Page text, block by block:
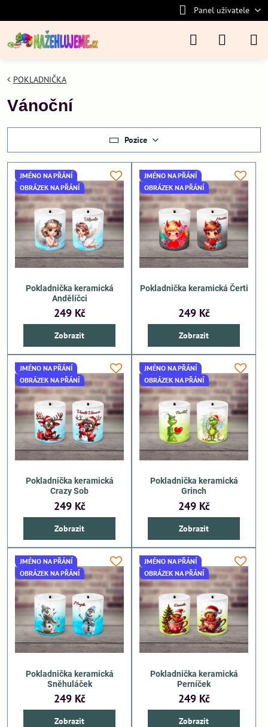
Panel uživatele
POKLADNIČKA
Vánoční
Pozice
JMÉNO NA PŘÁNÍ
OBRÁZEK NA PŘÁNÍ
Pokladnička keramická
Andělíčci
249 Kč
Zobrazit
JMÉNO NA PŘÁNÍ
OBRÁZEK NA PŘÁNÍ
Pokladnička keramická Čerti
249 Kč
Zobrazit
JMÉNO NA PŘÁNÍ
OBRÁZEK NA PŘÁNÍ
Pokladnička keramická
Crazy Sob
249 Kč
Zobrazit
JMÉNO NA PŘÁNÍ
OBRÁZEK NA PŘÁNÍ
Pokladnička keramická
Grinch
249 Kč
Zobrazit
JMÉNO NA PŘÁNÍ
OBRÁZEK NA PŘÁNÍ
Pokladnička keramická
Sněhuláček
249 Kč
Zobrazit
JMÉNO NA PŘÁNÍ
OBRÁZEK NA PŘÁNÍ
Pokladnička keramická
Perníček
249 Kč
Zobrazit